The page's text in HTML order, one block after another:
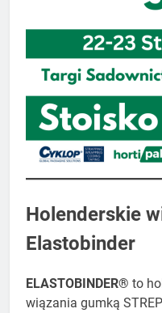
Holenderskie
Elastobinder
ELASTOBINDER® to
wiązania gumką